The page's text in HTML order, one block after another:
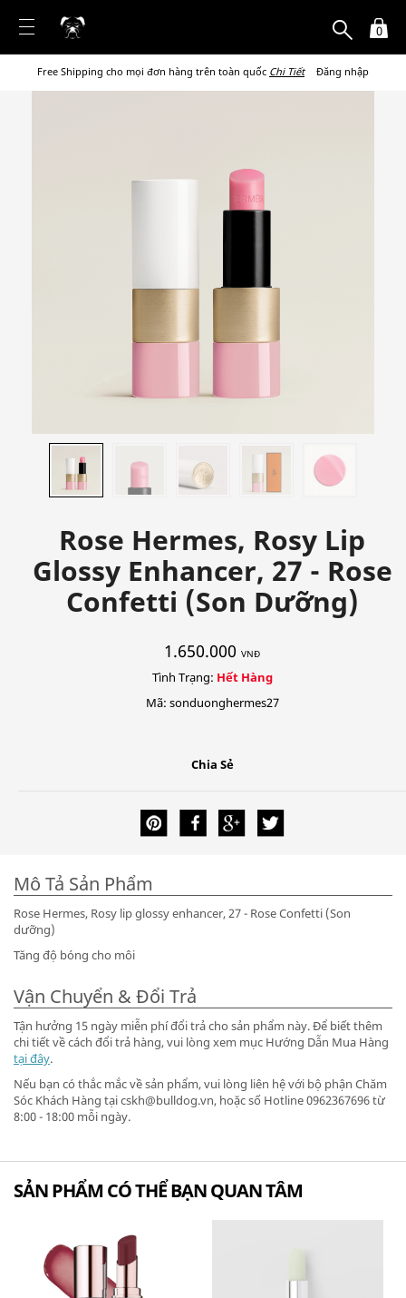
0
Free Shipping cho mọi đơn hàng trên toàn quốc Chi Tiết Đăng nhập
Rose Hermes, Rosy Lip
Glossy Enhancer, 27 - Rose
Confetti (Son Dưỡng)
1.650.000 VNĐ
Tình Trạng: Hết Hàng
Mã: sonduonghermes27
Chia Sẻ
Mô Tả Sản Phẩm
Rose Hermes, Rosy lip glossy enhancer, 27 - Rose Confetti (Son
dưỡng)
Tăng độ bóng cho môi
Vận Chuyển & Đổi Trả
Tận hưởng 15 ngày miễn phí đổi trả cho sản phẩm này. Để biết thêm
chi tiết về cách đổi trả hàng, vui lòng xem mục Hướng Dẫn Mua Hàng
tại đây.
Nếu bạn có thắc mắc về sản phẩm, vui lòng liên hệ với bộ phận Chăm
Sóc Khách Hàng tại cskh@bulldog.vn, hoặc số Hotline 0962367696 từ
8:00 - 18:00 mỗi ngày.
SẢN PHẨM CÓ THỂ BẠN QUAN TÂM